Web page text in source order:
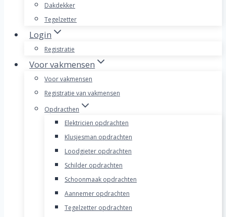
Dakdekker
Tegelzetter
Login
Registratie
Voor vakmensen
Voor vakmensen
Registratie van vakmensen
Opdracthen
Elektricien opdrachten
Klusjesman opdrachten
Loodgieter opdrachten
Schilder opdrachten
Schoonmaak opdrachten
Aannemer opdrachten
Tegelzetter opdrachten